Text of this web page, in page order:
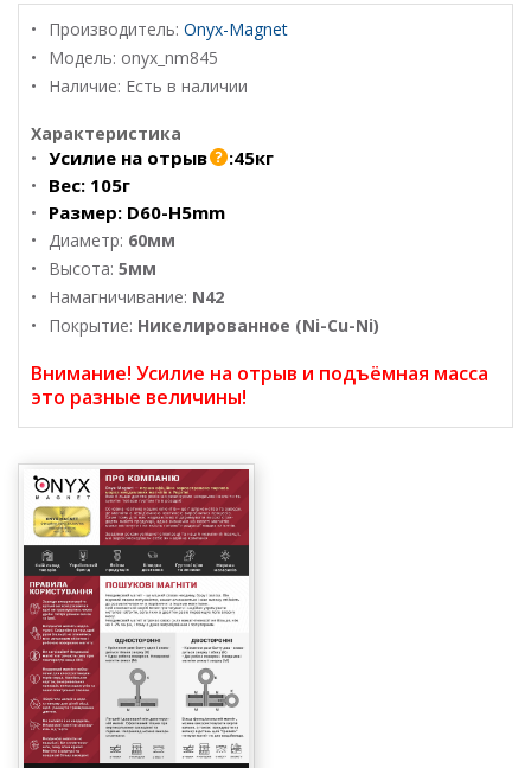
Производитель: Onyx-Magnet
Модель: onyx_nm845
Наличие: Есть в наличии
Характеристика
Усилие на отрыв :45кг
Вес: 105г
Размер: D60-H5mm
Диаметр: 60мм
Высота: 5мм
Намагничивание: N42
Покрытие: Никелированное (Ni-Cu-Ni)
Внимание! Усилие на отрыв и подъёмная масса
это разные величины!